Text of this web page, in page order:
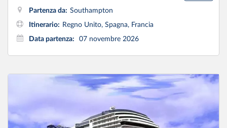
Partenza da: Southampton
Itinerario: Regno Unito, Spagna, Francia
Data partenza:
07 novembre 2026